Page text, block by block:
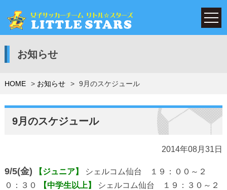
お知らせ
HOME お知らせ 9月のスケジュール
9月のスケジュール
2014年08月31日
9/5(金) 【ジュニア】
シェルコム仙台 １９：００～２
０：３０
【中学生以上】
シェルコム仙台 １９：３０～２